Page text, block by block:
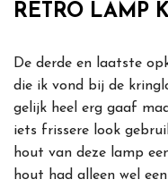
RETRO LAMP
De derde en laatste
die ik vond bij de
gelijk heel erg gaaf
iets frissere look
hout van deze lamp
hout had alleen wel